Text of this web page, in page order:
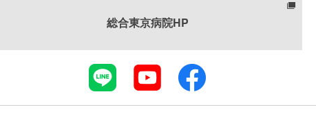
総合東京病院HP